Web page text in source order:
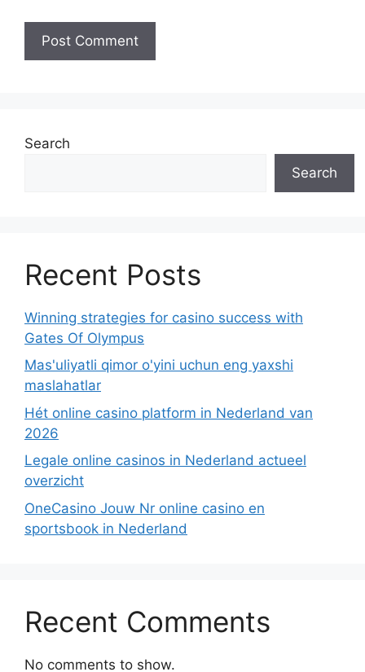
Search
Search
Recent Posts
Winning strategies for casino success with
Gates Of Olympus
Mas'uliyatli qimor o'yini uchun eng yaxshi
maslahatlar
Hét online casino platform in Nederland van
2026
Legale online casinos in Nederland actueel
overzicht
OneCasino Jouw Nr online casino en
sportsbook in Nederland
Recent Comments
No comments to show.